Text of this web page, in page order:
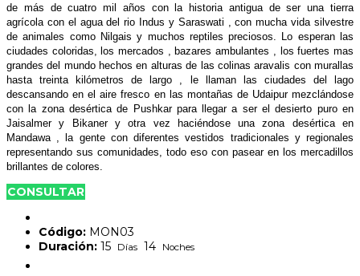
de más de cuatro mil años con la historia antigua de ser una tierra
agrícola con el agua del rio Indus y Saraswati , con mucha vida silvestre
de animales como Nilgais y muchos reptiles preciosos. Lo esperan las
ciudades coloridas, los mercados , bazares ambulantes , los fuertes mas
grandes del mundo hechos en alturas de las colinas aravalis con murallas
hasta treinta kilómetros de largo , le llaman las ciudades del lago
descansando en el aire fresco en las montañas de Udaipur mezclándose
con la zona desértica de Pushkar para llegar a ser el desierto puro en
Jaisalmer y Bikaner y otra vez haciéndose una zona desértica en
Mandawa , la gente con diferentes vestidos tradicionales y regionales
representando sus comunidades, todo eso con pasear en los mercadillos
brillantes de colores.
CONSULTAR
Código: MON03
Duración: 15 Días 14 Noches